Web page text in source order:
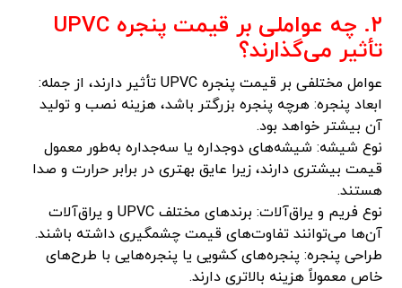
۲. چه عواملی بر قیمت پنجره UPVC
تأثیر می‌گذارند؟
عوامل مختلفی بر قیمت پنجره UPVC تأثیر دارند، از جمله:
ابعاد پنجره: هرچه پنجره بزرگتر باشد، هزینه نصب و تولید
آن بیشتر خواهد بود.
نوع شیشه: شیشه‌های دوجداره یا سه‌جداره به‌طور معمول
قیمت بیشتری دارند، زیرا عایق بهتری در برابر حرارت و صدا
هستند.
نوع فریم و یراق‌آلات: برندهای مختلف UPVC و یراق‌آلات
آن‌ها می‌توانند تفاوت‌های قیمت چشمگیری داشته باشند.
طراحی پنجره: پنجره‌های کشویی یا پنجره‌هایی با طرح‌های
خاص معمولاً هزینه بالاتری دارند.